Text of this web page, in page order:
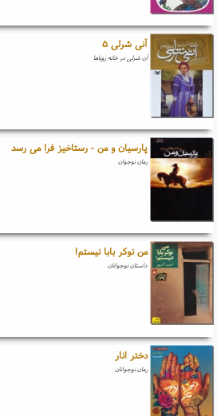
آنی شرلی ۵
آن شرلی در خانه رویاها
پارسیان و من - رستاخیز فرا می رسد
رمان نوجوان
من نوکر بابا نیستم!
داستان نوجوانان
دختر انار
رمان نوجوانان